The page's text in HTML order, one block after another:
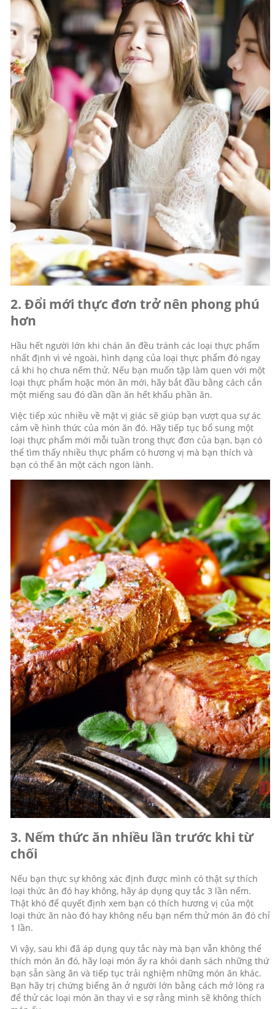
2. Đổi mới thực đơn trở nên phong phú
hơn
Hầu hết người lớn khi chán ăn đều tránh các loại thực phẩm
nhất định vì vẻ ngoài, hình dạng của loại thực phẩm đó ngay
cả khi họ chưa nếm thử. Nếu bạn muốn tập làm quen với một
loại thực phẩm hoặc món ăn mới, hãy bắt đầu bằng cách cắn
một miếng sau đó dần dần ăn hết khẩu phần ăn.
Việc tiếp xúc nhiều về mặt vị giác sẽ giúp bạn vượt qua sự ác
cảm về hình thức của món ăn đó. Hãy tiếp tục bổ sung một
loại thực phẩm mới mỗi tuần trong thực đơn của bạn, bạn có
thể tìm thấy nhiều thực phẩm có hương vị mà bạn thích và
bạn có thể ăn một cách ngon lành.
3. Nếm thức ăn nhiều lần trước khi từ
chối
Nếu bạn thực sự không xác định được mình có thật sự thích
loại thức ăn đó hay không, hãy áp dụng quy tắc 3 lần nếm.
Thật khó để quyết định xem bạn có thích hương vị của một
loại thức ăn nào đó hay không nếu bạn nếm thử món ăn đó chỉ
1 lần.
Vì vậy, sau khi đã áp dụng quy tắc này mà bạn vẫn không thể
thích món ăn đó, hãy loại món ấy ra khỏi danh sách những thứ
bạn sẵn sàng ăn và tiếp tục trải nghiệm những món ăn khác.
Bạn hãy trị chứng biếng ăn ở người lớn bằng cách mở lòng ra
để thử các loại món ăn thay vì e sợ rằng mình sẽ không thích